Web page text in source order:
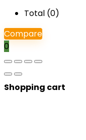
Total (0)
Compare
0
Shopping cart